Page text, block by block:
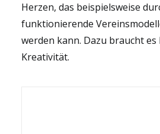
Herzen, das beispielsweise
funktionierende
werden kann. Dazu braucht
Kreativität.